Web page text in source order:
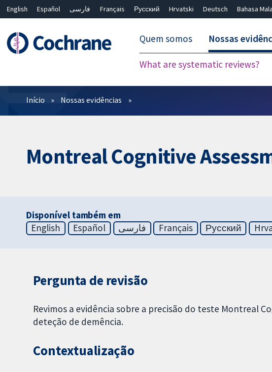
English Español فارسی Français Русский Hrvatski Deutsch Bahasa
Quem somos Nossas
What are systematic reviews?
Filtros
Início Nossas evidências
Montreal Cognitive
Disponível também em
English
Español فارسی Français Русский
Pergunta de revisão
Revimos a evidência sobre a precisão do teste Montreal
deteção de demência.
Contextualização